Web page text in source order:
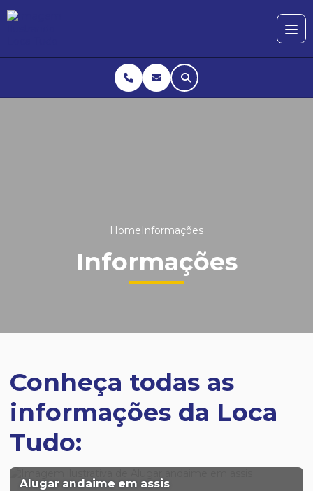
HomeInformações
Informações
Conheça todas as
informações da Loca
Tudo:
Alugar andaime em assis